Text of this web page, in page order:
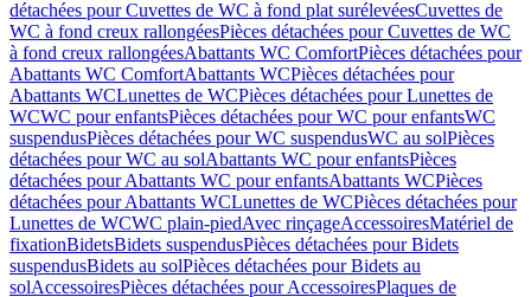
détachées pour Cuvettes de WC à fond plat surélevéesCuvettes de
WC à fond creux rallongéesPièces détachées pour Cuvettes de WC
à fond creux rallongéesAbattants WC ComfortPièces détachées pour
Abattants WC ComfortAbattants WCPièces détachées pour
Abattants WCLunettes de WCPièces détachées pour Lunettes de
WCWC pour enfantsPièces détachées pour WC pour enfantsWC
suspendusPièces détachées pour WC suspendusWC au solPièces
détachées pour WC au solAbattants WC pour enfantsPièces
détachées pour Abattants WC pour enfantsAbattants WCPièces
détachées pour Abattants WCLunettes de WCPièces détachées pour
Lunettes de WCWC plain-piedAvec rinçageAccessoiresMatériel de
fixationBidetsBidets suspendusPièces détachées pour Bidets
suspendusBidets au solPièces détachées pour Bidets au
solAccessoiresPièces détachées pour AccessoiresPlaques de